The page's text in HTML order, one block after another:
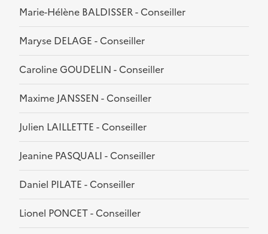
Marie-Hélène BALDISSER - Conseiller
Maryse DELAGE - Conseiller
Caroline GOUDELIN - Conseiller
Maxime JANSSEN - Conseiller
Julien LAILLETTE - Conseiller
Jeanine PASQUALI - Conseiller
Daniel PILATE - Conseiller
Lionel PONCET - Conseiller